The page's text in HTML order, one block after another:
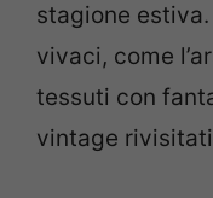
stagione
vivaci, come
tessuti con
vintage